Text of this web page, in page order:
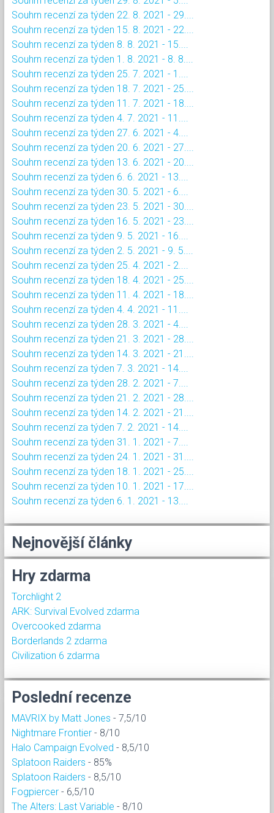
Souhrn recenzí za týden 22. 8. 2021 - 29....
Souhrn recenzí za týden 15. 8. 2021 - 22....
Souhrn recenzí za týden 8. 8. 2021 - 15....
Souhrn recenzí za týden 1. 8. 2021 - 8. 8....
Souhrn recenzí za týden 25. 7. 2021 - 1....
Souhrn recenzí za týden 18. 7. 2021 - 25....
Souhrn recenzí za týden 11. 7. 2021 - 18....
Souhrn recenzí za týden 4. 7. 2021 - 11....
Souhrn recenzí za týden 27. 6. 2021 - 4....
Souhrn recenzí za týden 20. 6. 2021 - 27....
Souhrn recenzí za týden 13. 6. 2021 - 20....
Souhrn recenzí za týden 6. 6. 2021 - 13....
Souhrn recenzí za týden 30. 5. 2021 - 6....
Souhrn recenzí za týden 23. 5. 2021 - 30....
Souhrn recenzí za týden 16. 5. 2021 - 23....
Souhrn recenzí za týden 9. 5. 2021 - 16....
Souhrn recenzí za týden 2. 5. 2021 - 9. 5....
Souhrn recenzí za týden 25. 4. 2021 - 2....
Souhrn recenzí za týden 18. 4. 2021 - 25....
Souhrn recenzí za týden 11. 4. 2021 - 18....
Souhrn recenzí za týden 4. 4. 2021 - 11....
Souhrn recenzí za týden 28. 3. 2021 - 4....
Souhrn recenzí za týden 21. 3. 2021 - 28....
Souhrn recenzí za týden 14. 3. 2021 - 21....
Souhrn recenzí za týden 7. 3. 2021 - 14....
Souhrn recenzí za týden 28. 2. 2021 - 7....
Souhrn recenzí za týden 21. 2. 2021 - 28....
Souhrn recenzí za týden 14. 2. 2021 - 21....
Souhrn recenzí za týden 7. 2. 2021 - 14....
Souhrn recenzí za týden 31. 1. 2021 - 7....
Souhrn recenzí za týden 24. 1. 2021 - 31....
Souhrn recenzí za týden 18. 1. 2021 - 25....
Souhrn recenzí za týden 10. 1. 2021 - 17....
Souhrn recenzí za týden 6. 1. 2021 - 13....
Nejnovější články
Hry zdarma
Torchlight 2
ARK: Survival Evolved zdarma
Overcooked zdarma
Borderlands 2 zdarma
Civilization 6 zdarma
Poslední recenze
MAVRIX by Matt Jones - 7,5/10
Nightmare Frontier - 8/10
Halo Campaign Evolved - 8,5/10
Splatoon Raiders - 85%
Splatoon Raiders - 8,5/10
Fogpiercer - 6,5/10
The Alters: Last Variable - 8/10